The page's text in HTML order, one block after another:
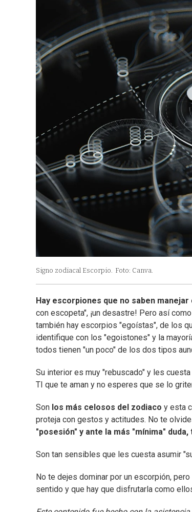
Signo zodiacal Escorpio. Foto: Canva.
Hay escorpiones que no saben manejar
con escopeta", ¡un desastre! Pero así
también hay escorpios "egoístas", de los
identifique con los "egoistones" y la
todos tienen "un poco" de los dos tipos
Su interior es muy "rebuscado" y les
TI que te aman y no esperes que se lo
Son los más celosos del zodiaco y esta
proteja con gestos y actitudes. No te
"posesión" y ante la más "mínima"
Son tan sensibles que les cuesta asumir
No te dejes dominar por un escorpión,
sentido y que hay que disfrutarla como